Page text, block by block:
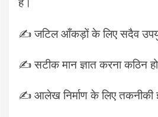
✍️जटिल आँकड़ों के लिए सदैव
✍️सटीक मान ज्ञात करना कठिन
✍️आलेख निर्माण के लिए तकनीकी